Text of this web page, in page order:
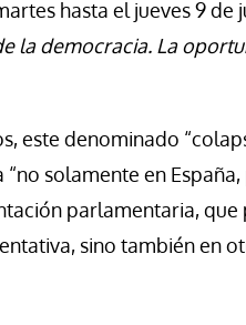
hasta el jueves 9 de
la democracia. La
este denominado
solamente en
parlamentaria, que
sino también en